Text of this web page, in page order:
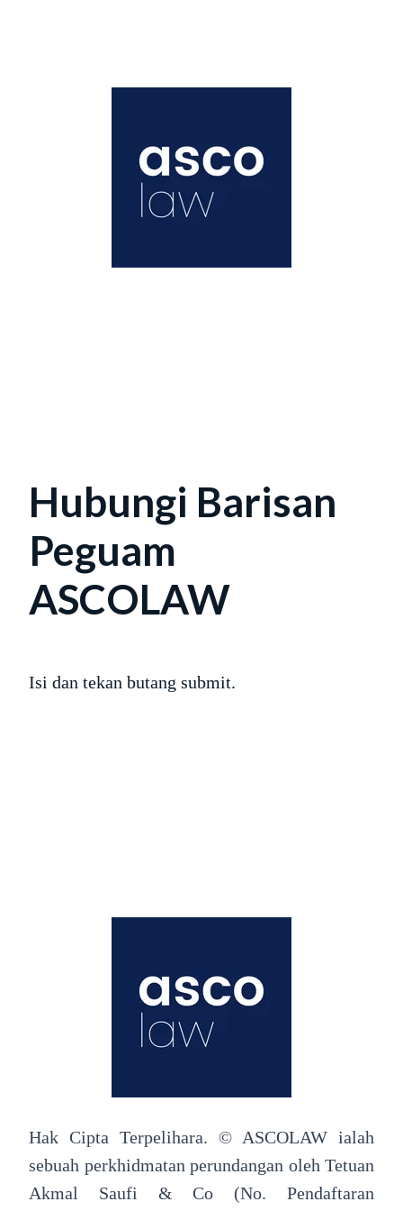
Hubungi Barisan
Peguam
ASCOLAW
Isi dan tekan butang submit.
Hak Cipta Terpelihara. © ASCOLAW ialah
sebuah perkhidmatan perundangan oleh Tetuan
Akmal Saufi & Co (No. Pendaftaran